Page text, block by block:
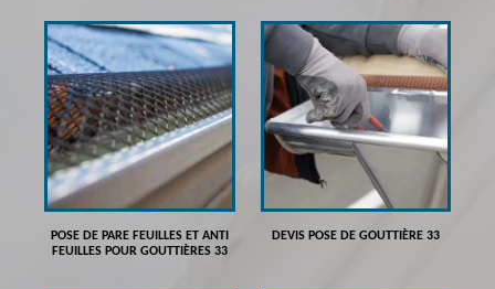
POSE DE PARE FEUILLES ET ANTI
FEUILLES POUR GOUTTIÈRES 33
DEVIS POSE DE GOUTTIÈRE 33